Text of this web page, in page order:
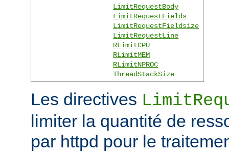
LimitRequestBody
LimitRequestFields
LimitRequestFieldsize
LimitRequestLine
RLimitCPU
RLimitMEM
RLimitNPROC
ThreadStackSize
Les directives
limiter la quantité de
par httpd pour le